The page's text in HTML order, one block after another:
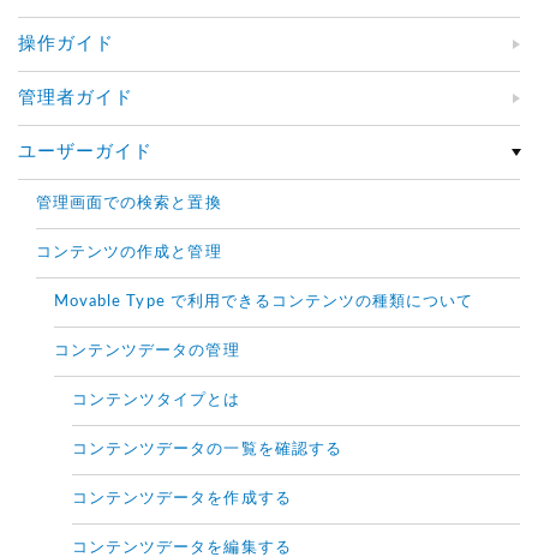
操作ガイド
管理者ガイド
ユーザーガイド
管理画面での検索と置換
コンテンツの作成と管理
Movable Type で利用できるコンテンツの種類について
コンテンツデータの管理
コンテンツタイプとは
コンテンツデータの一覧を確認する
コンテンツデータを作成する
コンテンツデータを編集する